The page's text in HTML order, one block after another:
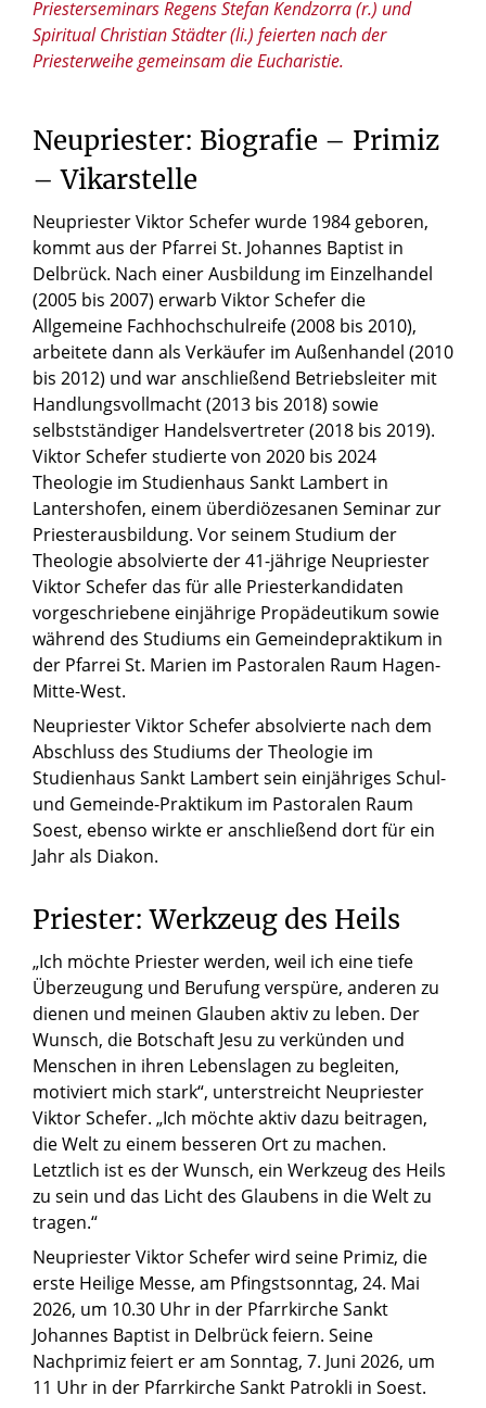
Priesterseminars Regens Stefan Kendzorra (r.) und
Spiritual Christian Städter (li.) feierten nach der
Priesterweihe gemeinsam die Eucharistie.
Neupriester: Biografie – Primiz
– Vikarstelle
Neupriester Viktor Schefer wurde 1984 geboren,
kommt aus der Pfarrei St. Johannes Baptist in
Delbrück. Nach einer Ausbildung im Einzelhandel
(2005 bis 2007) erwarb Viktor Schefer die
Allgemeine Fachhochschulreife (2008 bis 2010),
arbeitete dann als Verkäufer im Außenhandel (2010
bis 2012) und war anschließend Betriebsleiter mit
Handlungsvollmacht (2013 bis 2018) sowie
selbstständiger Handelsvertreter (2018 bis 2019).
Viktor Schefer studierte von 2020 bis 2024
Theologie im Studienhaus Sankt Lambert in
Lantershofen, einem überdiözesanen Seminar zur
Priesterausbildung. Vor seinem Studium der
Theologie absolvierte der 41-jährige Neupriester
Viktor Schefer das für alle Priesterkandidaten
vorgeschriebene einjährige Propädeutikum sowie
während des Studiums ein Gemeindepraktikum in
der Pfarrei St. Marien im Pastoralen Raum Hagen-
Mitte-West.
Neupriester Viktor Schefer absolvierte nach dem
Abschluss des Studiums der Theologie im
Studienhaus Sankt Lambert sein einjähriges Schul-
und Gemeinde-Praktikum im Pastoralen Raum
Soest, ebenso wirkte er anschließend dort für ein
Jahr als Diakon.
Priester: Werkzeug des Heils
„Ich möchte Priester werden, weil ich eine tiefe
Überzeugung und Berufung verspüre, anderen zu
dienen und meinen Glauben aktiv zu leben. Der
Wunsch, die Botschaft Jesu zu verkünden und
Menschen in ihren Lebenslagen zu begleiten,
motiviert mich stark“, unterstreicht Neupriester
Viktor Schefer. „Ich möchte aktiv dazu beitragen,
die Welt zu einem besseren Ort zu machen.
Letztlich ist es der Wunsch, ein Werkzeug des Heils
zu sein und das Licht des Glaubens in die Welt zu
tragen.“
Neupriester Viktor Schefer wird seine Primiz, die
erste Heilige Messe, am Pfingstsonntag, 24. Mai
2026, um 10.30 Uhr in der Pfarrkirche Sankt
Johannes Baptist in Delbrück feiern. Seine
Nachprimiz feiert er am Sonntag, 7. Juni 2026, um
11 Uhr in der Pfarrkirche Sankt Patrokli in Soest.